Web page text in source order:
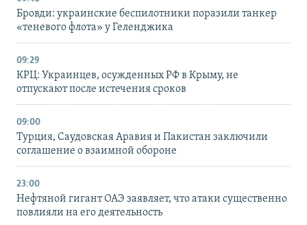
Бровди: украинские беспилотники поразили танкер
«теневого флота» у Геленджика
09:29
КРЦ: Украинцев, осужденных РФ в Крыму, не
отпускают после истечения сроков
09:00
Турция, Саудовская Аравия и Пакистан заключили
соглашение о взаимной обороне
23:00
Нефтяной гигант ОАЭ заявляет, что атаки существенно
повлияли на его деятельность